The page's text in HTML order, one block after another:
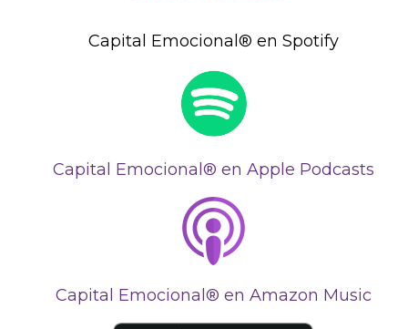
Capital Emocional® en Spotify
Capital Emocional® en Apple Podcasts
Capital Emocional® en Amazon Music